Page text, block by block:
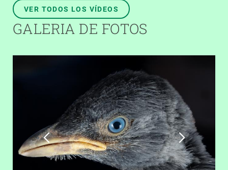
VER TODOS LOS VÍDEOS
GALERIA DE FOTOS